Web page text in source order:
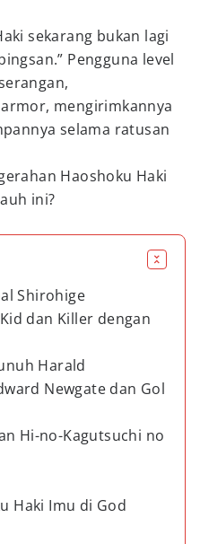
sekarang bukan lagi
Pengguna level
mengirimkannya
selama ratusan
Haoshoku Haki
ini?
Shirohige
dan Killer dengan
Harald
Newgate dan Gol
Hi-no-Kagutsuchi no
Haki Imu di God